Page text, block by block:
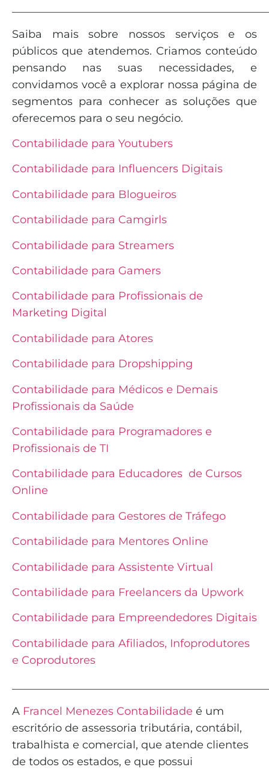
Saiba mais sobre nossos serviços e os
públicos que atendemos. Criamos conteúdo
pensando nas suas necessidades, e
convidamos você a explorar nossa página de
segmentos para conhecer as soluções que
oferecemos para o seu negócio.
Contabilidade para Youtubers
Contabilidade para Influencers Digitais
Contabilidade para Blogueiros
Contabilidade para Camgirls
Contabilidade para Streamers
Contabilidade para Gamers
Contabilidade para Profissionais de
Marketing Digital
Contabilidade para Atores
Contabilidade para Dropshipping
Contabilidade para Médicos e Demais
Profissionais da Saúde
Contabilidade para Programadores e
Profissionais de TI
Contabilidade para Educadores de Cursos
Online
Contabilidade para Gestores de Tráfego
Contabilidade para Mentores Online
Contabilidade para Assistente Virtual
Contabilidade para Freelancers da Upwork
Contabilidade para Empreendedores Digitais
Contabilidade para Afiliados, Infoprodutores
e Coprodutores
A Francel Menezes Contabilidade é um
escritório de assessoria tributária, contábil,
trabalhista e comercial, que atende clientes
de todos os estados, e que possui